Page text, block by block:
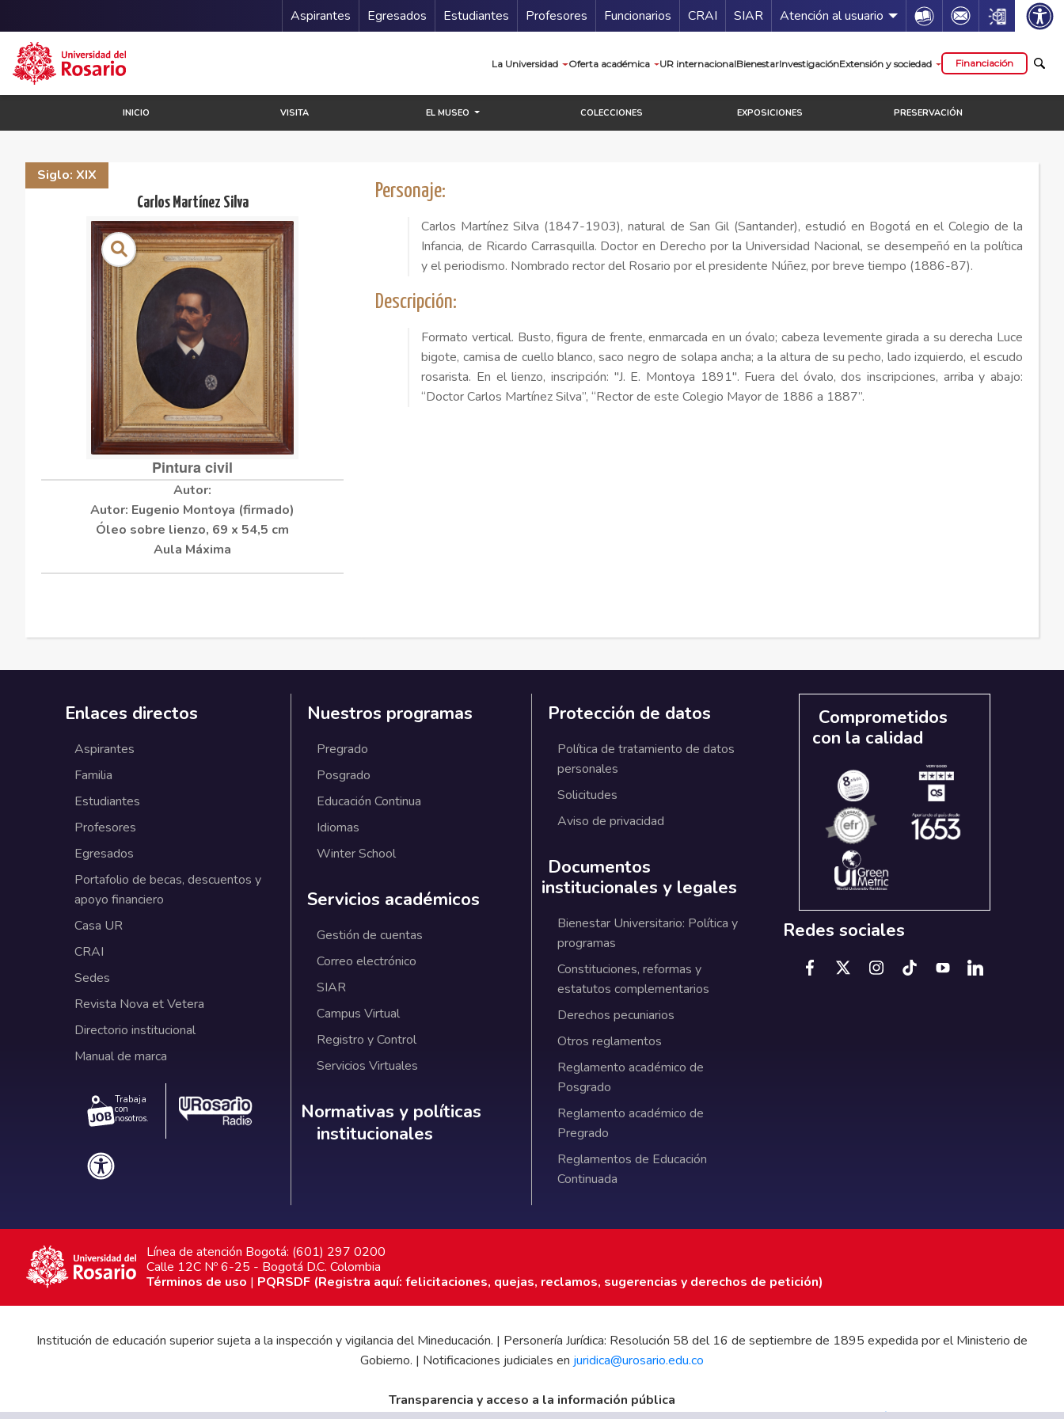
Menu Secundario
Aspirantes Egresados Estudiantes Profesores Funcionarios Guía de servicios
CRAI SIAR Atención al usuario Icon Icon Icon
La Universidad Oferta académica UR internacionalBienestarInvestigaciónExtensión y sociedad Financiación
INICIO VISITA EL MUSEO COLECCIONES EXPOSICIONES PRESERVACIÓN
Siglo: XIX
Carlos Martínez Silva
Pintura civil
Autor: Eugenio Montoya (firmado)
Óleo sobre lienzo, 69 x 54,5 cm
Aula Máxima
Personaje:
Carlos Martínez Silva (1847-1903), natural de San Gil (Santander), estudió en Bogotá en el Colegio de la
Infancia, de Ricardo Carrasquilla. Doctor en Derecho por la Universidad Nacional, se desempeñó en la política
y el periodismo. Nombrado rector del Rosario por el presidente Núñez, por breve tiempo (1886-87).
Descripción:
Formato vertical. Busto, figura de frente, enmarcada en un óvalo; cabeza levemente girada a su derecha Luce
bigote, camisa de cuello blanco, saco negro de solapa ancha; a la altura de su pecho, lado izquierdo, el escudo
rosarista. En el lienzo, inscripción: "J. E. Montoya 1891". Fuera del óvalo, dos inscripciones, arriba y abajo:
“Doctor Carlos Martínez Silva”, “Rector de este Colegio Mayor de 1886 a 1887”.
Enlaces directos
Aspirantes
Familia
Estudiantes
Profesores
Egresados
Portafolio de becas, descuentos y
apoyo financiero
Casa UR
CRAI
Sedes
Revista Nova et Vetera
Directorio institucional
Manual de marca
Trabaja
con
nosotros.
Nuestros programas
Pregrado
Posgrado
Educación Continua
Idiomas
Winter School
Servicios académicos
Gestión de cuentas
Correo electrónico
SIAR
Campus Virtual
Registro y Control
Servicios Virtuales
Normativas y políticas institucionales
Normativas y políticas
institucionales
Protección de datos
Política de tratamiento de datos
personales
Solicitudes
Aviso de privacidad
Documentos
institucionales y legales
Bienestar Universitario: Política y
programas
Constituciones, reformas y
estatutos complementarios
Derechos pecuniarios
Otros reglamentos
Reglamento académico de
Posgrado
Reglamento académico de
Pregrado
Reglamentos de Educación
Continuada
Comprometidos
con la calidad
Redes sociales
Línea de atención Bogotá: (601) 297 0200
Calle 12C Nº 6-25 - Bogotá D.C. Colombia
Términos de uso | PQRSDF (Registra aquí: felicitaciones, quejas, reclamos, sugerencias y derechos de petición)
Institución de educación superior sujeta a la inspección y vigilancia del Mineducación. | Personería Jurídica: Resolución 58 del 16 de septiembre de 1895 expedida por el Ministerio de
Gobierno. | Notificaciones judiciales en juridica@urosario.edu.co
Transparencia y acceso a la información pública